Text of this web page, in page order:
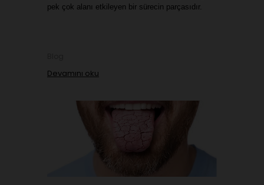
pek çok alanı etkileyen bir sürecin parçasıdır.
Devamını oku